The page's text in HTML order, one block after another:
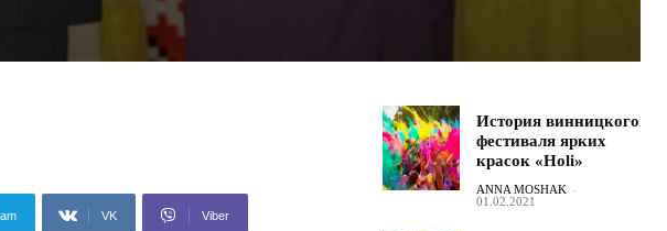
VK Viber
История винницкого
фестиваля ярких
красок «Holi»
ANNA MOSHAK -
01.02.2021